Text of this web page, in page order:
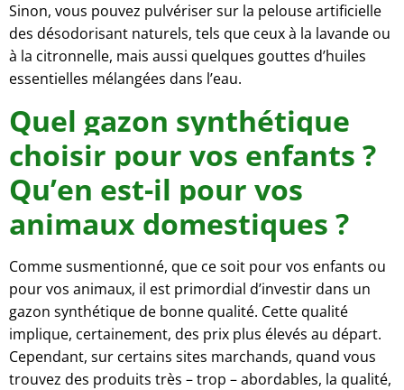
Sinon, vous pouvez pulvériser sur la pelouse artificielle
des désodorisant naturels, tels que ceux à la lavande ou
à la citronnelle, mais aussi quelques gouttes d’huiles
essentielles mélangées dans l’eau.
Quel gazon synthétique
choisir pour vos enfants ?
Qu’en est-il pour vos
animaux domestiques ?
Comme susmentionné, que ce soit pour vos enfants ou
pour vos animaux, il est primordial d’investir dans un
gazon synthétique de bonne qualité. Cette qualité
implique, certainement, des prix plus élevés au départ.
Cependant, sur certains sites marchands, quand vous
trouvez des produits très – trop – abordables, la qualité,